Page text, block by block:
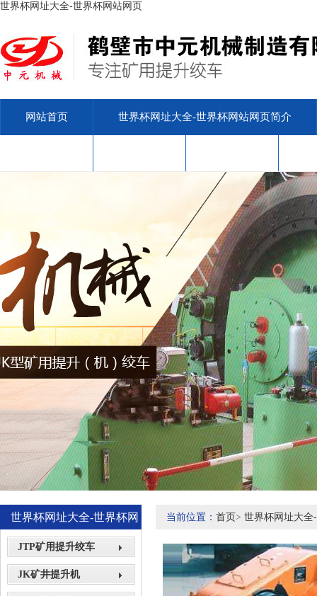
世界杯网址大全-世界杯网站网页
网站首页 世界杯网址大全-世界杯网站网页简介
世界杯网址大全-世界杯网
站网页展示
JTP矿用提升绞车
JK矿井提升机
当前位置： 首页> 世界杯网址大全